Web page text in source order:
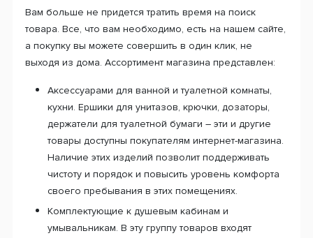
Вам больше не придется тратить время на поиск
товара. Все, что вам необходимо, есть на нашем сайте,
а покупку вы можете совершить в один клик, не
выходя из дома. Ассортимент магазина представлен:
Аксессуарами для ванной и туалетной комнаты,
кухни. Ершики для унитазов, крючки, дозаторы,
держатели для туалетной бумаги – эти и другие
товары доступны покупателям интернет-магазина.
Наличие этих изделий позволит поддерживать
чистоту и порядок и повысить уровень комфорта
своего пребывания в этих помещениях.
Комплектующие к душевым кабинам и
умывальникам. В эту группу товаров входят